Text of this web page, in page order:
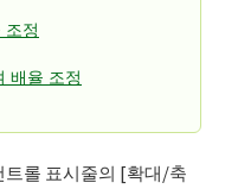
조정
배율 조정
롤 표시줄의 [확대/축